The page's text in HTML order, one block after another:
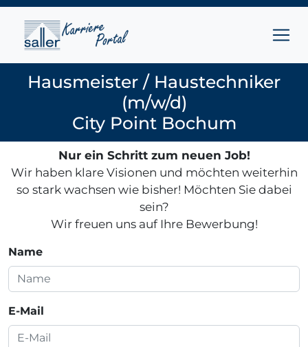
Zum Inhalt springen
Hausmeister / Haustechniker
(m/w/d)
City Point Bochum
Nur ein Schritt zum neuen Job!
Wir haben klare Visionen und möchten weiterhin
so stark wachsen wie bisher! Möchten Sie dabei
sein?
Wir freuen uns auf Ihre Bewerbung!
Name
E-Mail